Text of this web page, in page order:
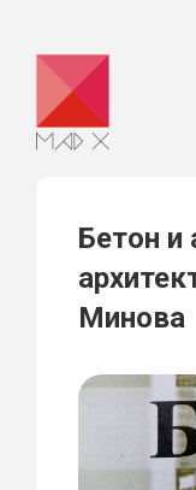
content
Бетон и
Минова